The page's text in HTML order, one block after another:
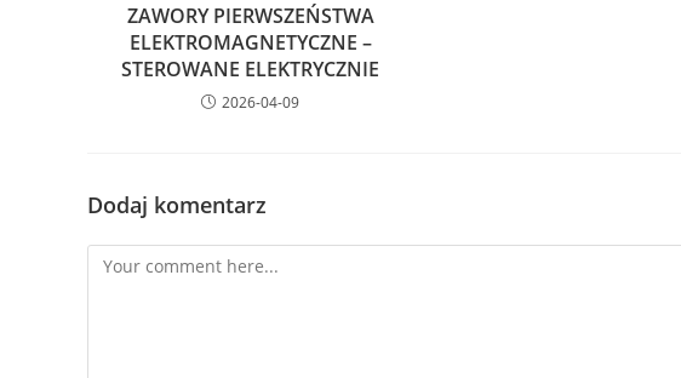
ZAWORY PIERWSZEŃSTWA
ELEKTROMAGNETYCZNE –
STEROWANE ELEKTRYCZNIE
2026-04-09
Dodaj komentarz